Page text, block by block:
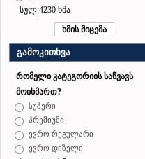
სულ:4230 ხმა
გამოკითხვა
რომელი კატეგორიის საწვავს
მოიხმართ?
სუპერი
პრემიუმი
ევრო რეგულარი
ევრო დიზელი